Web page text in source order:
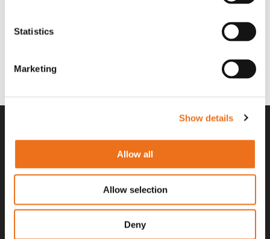
Statistics
Marketing
Show details
Allow all
Allow selection
Deny
Lägg till i varukorg
Rotor teeth 8t/6k 7.5Gr/8 R6/14 Rotor teeth 8t/6k 0Gr/8 R6/14
Alla priser på tillbehör och tillval gäller vid köp av ny maskin. Priserna
gäller inte vid köp av enskild produkt, till exempel